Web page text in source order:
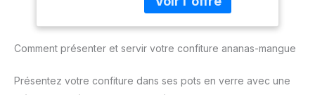
crochets ou à des
cordes de cuisine ; le
protéger votre
dommages physiques,
pratique pour les
gauchers INTELLIGENT
ET DIGITAL : Fonction de
pouvez « HOLD » la
valeur de la thermomètre
pots en verre de fruits
secs, riz... pour les
alimentaires. 🙂
Cuisine pour Le
Remplissage de
Transfert de
réduisant les
rapide ventilé:
ouverture mesure
Comment présenter et servir votre confiture ananas-mangue
Présentez votre confiture dans ses pots en verre avec une